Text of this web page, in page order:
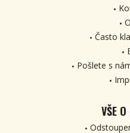
Často
Pošlete s
VŠE